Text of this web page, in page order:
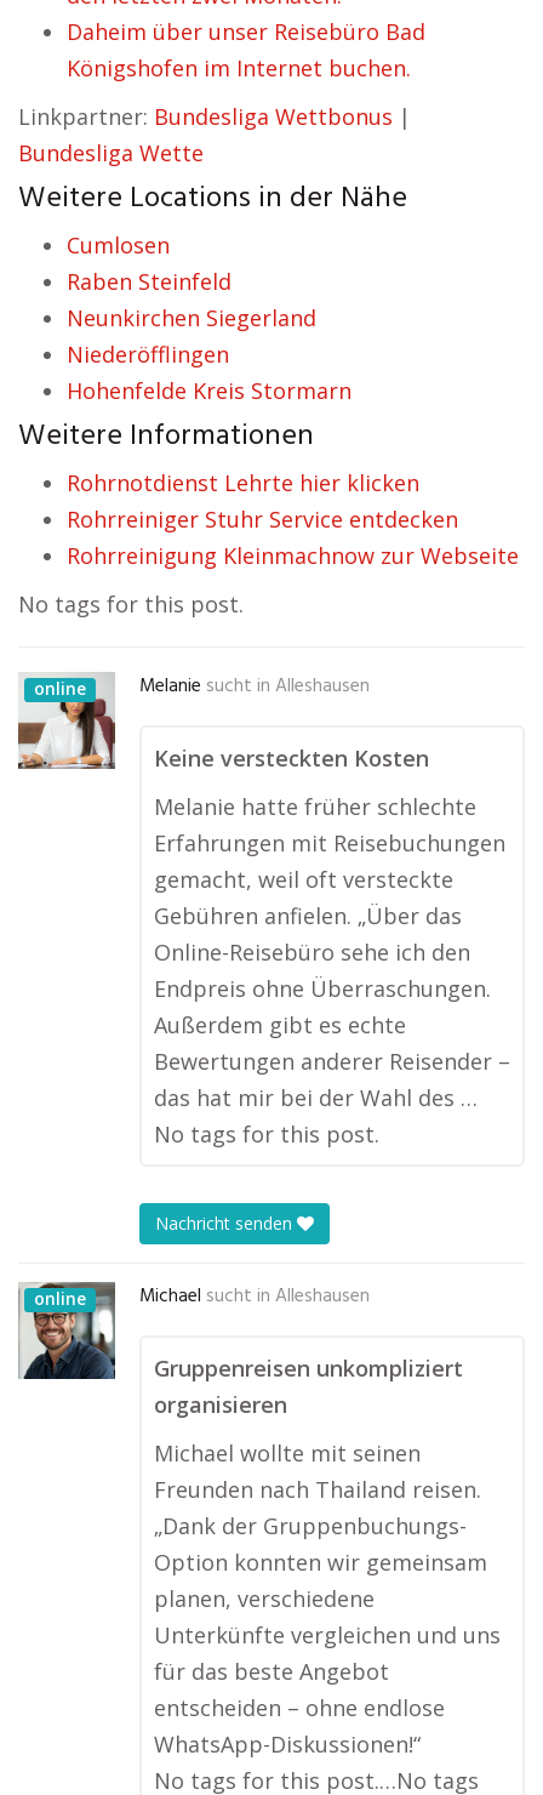
Daheim über unser Reisebüro Bad
Königshofen im Internet buchen.
Linkpartner: Bundesliga Wettbonus |
Bundesliga Wette
Weitere Locations in der Nähe
Cumlosen
Raben Steinfeld
Neunkirchen Siegerland
Niederöfflingen
Hohenfelde Kreis Stormarn
Weitere Informationen
Rohrnotdienst Lehrte hier klicken
Rohrreiniger Stuhr Service entdecken
Rohrreinigung Kleinmachnow zur Webseite
No tags for this post.
online Melanie sucht in Alleshausen
Keine versteckten Kosten
Melanie hatte früher schlechte
Erfahrungen mit Reisebuchungen
gemacht, weil oft versteckte
Gebühren anfielen. „Über das
Online-Reisebüro sehe ich den
Endpreis ohne Überraschungen.
Außerdem gibt es echte
Bewertungen anderer Reisender –
das hat mir bei der Wahl des …
No tags for this post.
Nachricht senden
online Michael sucht in Alleshausen
Gruppenreisen unkompliziert
organisieren
Michael wollte mit seinen
Freunden nach Thailand reisen.
„Dank der Gruppenbuchungs-
Option konnten wir gemeinsam
planen, verschiedene
Unterkünfte vergleichen und uns
für das beste Angebot
entscheiden – ohne endlose
WhatsApp-Diskussionen!“
No tags for this post.…No tags